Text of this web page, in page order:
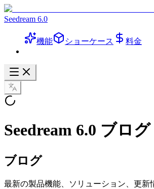
Seedream 6.0
機能 ショーケース 料金
Seedream 6.0 ブログ
ブログ
最新の製品機能、ソリューション、更新